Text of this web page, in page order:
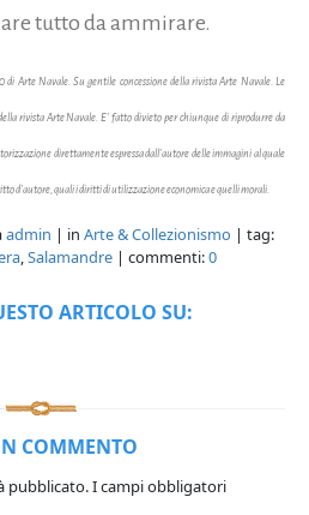
tutto da ammirare.
di Arte Navale. Su gentile concessione della rivista Arte Navale. Le
rivista Arte Navale. E' fatto divieto per chiunque di riprodurre da
direttamente espressa dall'autore delle immagini al quale
d'autore, quali i diritti di utilizzazione economica e quelli morali.
admin | in Arte & Collezionismo | tag:
,Salamandre | commenti:0
ARTICOLO SU:
COMMENTO
pubblicato.I campi obbligatori